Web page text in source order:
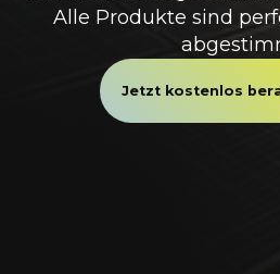
Alle Produkte sind
Jetzt kostenlos